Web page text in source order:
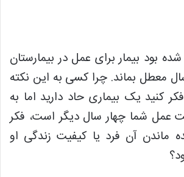
بود بیمار برای عمل در بیمارستان
معطل بماند. چرا کسی به این نکته
کنید یک بیماری حاد دارید اما به
عمل شما چهار سال دیگر است، فکر
ماندن آن فرد یا کیفیت زندگی او